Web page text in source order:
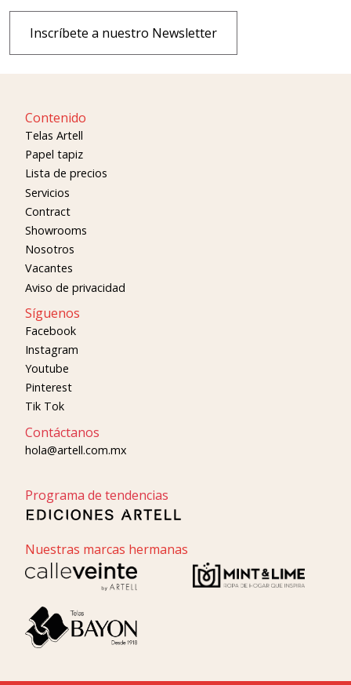
Inscríbete a nuestro Newsletter
Contenido
Telas Artell
Papel tapiz
Lista de precios
Servicios
Contract
Showrooms
Nosotros
Vacantes
Aviso de privacidad
Síguenos
Facebook
Instagram
Youtube
Pinterest
Tik Tok
Contáctanos
hola@artell.com.mx
Programa de tendencias
Nuestras marcas hermanas